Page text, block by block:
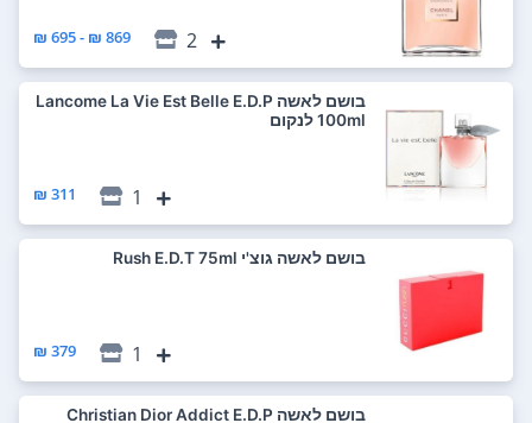
2
869 ₪ - 695 ₪
בושם לאשה Lancome La Vie Est Belle E.D.P
100ml לנקום
1
311 ₪
בושם לאשה גוצ'י Rush E.D.T 75ml
1
379 ₪
בושם לאשה Christian Dior Addict E.D.P